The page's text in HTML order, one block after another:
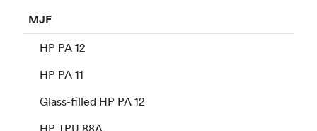
MJF
HP PA 12
HP PA 11
Glass-filled HP PA 12
HP TPU 88A